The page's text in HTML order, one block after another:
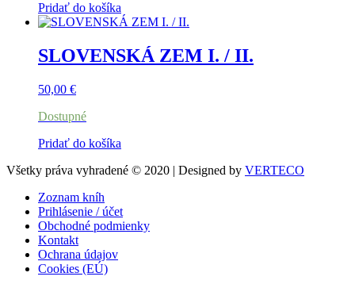
Pridať do košíka
SLOVENSKÁ ZEM I. / II.
50,00 €
Dostupné
Pridať do košíka
Všetky práva vyhradené © 2020 | Designed by VERTECO
Zoznam kníh
Prihlásenie / účet
Obchodné podmienky
Kontakt
Ochrana údajov
Cookies (EÚ)